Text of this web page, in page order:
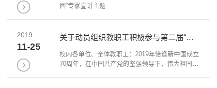
团”专家宣讲主题
2019
11-25
关于动员组织教职工积极参与第二届“爱国奋斗”精神研讨会征文活动的通知
校内各单位、全体教职工：2019年恰逢新中国成立
70周年，在中国共产党的坚强领导下，伟大祖国在